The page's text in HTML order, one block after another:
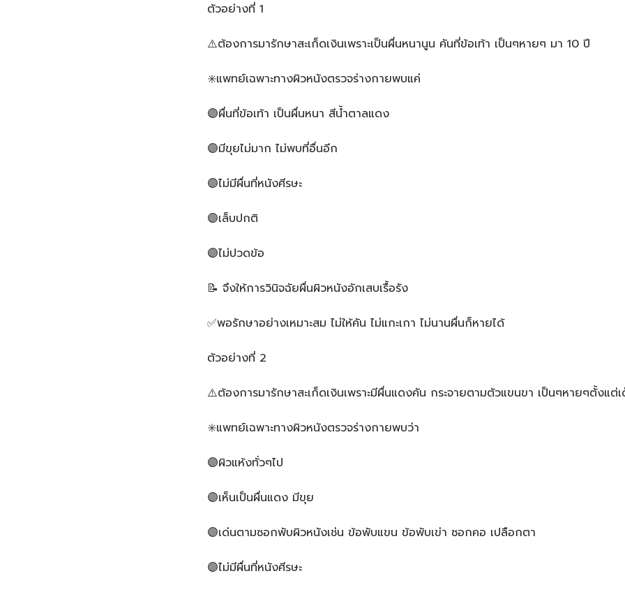
ตัวอย่างที่ 1️
⚠️ต้องการมารักษาสะเก็ดเงินเพราะเป็นผื่นหนานูน คันที่ข้อเท้า เป็นๆหายๆ มา 10 ปี
✳️แพทย์เฉพาะทางผิวหนังตรวจร่างกายพบแค่
🟣ผื่นที่ข้อเท้า เป็นผื่นหนา สีน้ำตาลแดง
🟣มีขุยไม่มาก ไม่พบที่อื่นอีก
🟣ไม่มีผื่นที่หนังศีรษะ
🟣เล็บปกติ
🟣ไม่ปวดข้อ
📝 จึงให้การวินิจฉัยผื่นผิวหนังอักเสบเรื้อรัง
✅️พอรักษาอย่างเหมาะสม ไม่ให้คัน ไม่แกะเกา ไม่นานผื่นก็หายได้
ตัวอย่างที่ 2️
⚠️ต้องการมารักษาสะเก็ดเงินเพราะมีผื่นแดงคัน กระจายตามตัวแขนขา เป็นๆหายๆตั้งแต่
✳️แพทย์เฉพาะทางผิวหนังตรวจร่างกายพบว่า
🟣ผิวแห้งทั่วๆไป
🟣เห็นเป็นผื่นแดง มีขุย
🟣เด่นตามซอกพับผิวหนังเช่น ข้อพับแขน ข้อพับเข่า ซอกคอ เปลือกตา
🟣ไม่มีผื่นที่หนังศีรษะ